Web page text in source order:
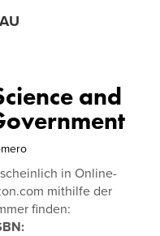
and
in Online-
mithilfe der
finden: